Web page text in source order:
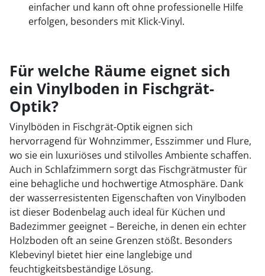
einfacher und kann oft ohne professionelle Hilfe
erfolgen, besonders mit Klick-Vinyl.
Für welche Räume eignet sich
ein Vinylboden in Fischgrät-
Optik?
Vinylböden in Fischgrät-Optik eignen sich
hervorragend für Wohnzimmer, Esszimmer und Flure,
wo sie ein luxuriöses und stilvolles Ambiente schaffen.
Auch in Schlafzimmern sorgt das Fischgrätmuster für
eine behagliche und hochwertige Atmosphäre. Dank
der wasserresistenten Eigenschaften von Vinylboden
ist dieser Bodenbelag auch ideal für Küchen und
Badezimmer geeignet – Bereiche, in denen ein echter
Holzboden oft an seine Grenzen stößt. Besonders
Klebevinyl bietet hier eine langlebige und
feuchtigkeitsbeständige Lösung.